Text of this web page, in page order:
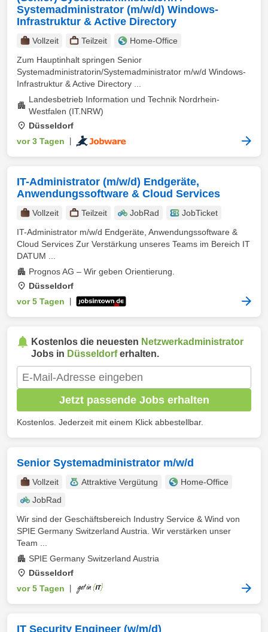
Systemadministrator (m/w/d) Windows-
Infrastruktur & Active Directory
Vollzeit Teilzeit
Home-Office
Zum Hauptinhalt springen Senior
Systemadministratorin/Systemadministrator m/w/d Windows-
Infrastruktur & Active Directory ...
Landesbetrieb Information und Technik Nordrhein-
Westfalen (IT.NRW)
Düsseldorf
vor 3 Tagen
IT-Administrator (m/w/d) Endgeräte,
Anwendungssoftware & Cloud Services
Vollzeit Teilzeit JobRad
JobTicket
IT-Administrator m/w/d Endgeräte, Anwendungssoftware &
Cloud Services Zur Verstärkung unseres Teams im Bereich IT
DATUM ...
Prognos AG – Wir geben Orientierung.
Düsseldorf
vor 5 Tagen
Kostenlos die neuesten Netzwerkadministrator
Jobs in Düsseldorferhalten.
Jetzt passende Jobs erhalten
Kostenlos. Jederzeit mit einem Klick abbestellbar.
Senior Systemadministrator m/w/d
Vollzeit Attraktive Vergütung
Home-Office
JobRad
Wir sind der Geschäftsbereich Industry Service & Wind von
SPIE Germany Switzerland Austria. Wir verstärken unser
Team ...
SPIE Germany Switzerland Austria
Düsseldorf
vor 5 Tagen
IT Security Engineer (w/m/d)